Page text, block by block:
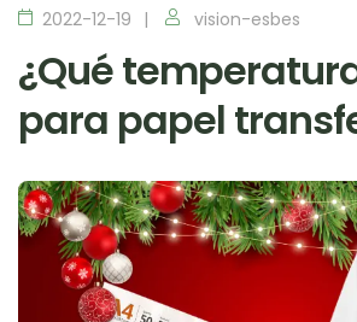
2022-12-19 vision-esbes
¿Qué
para papel